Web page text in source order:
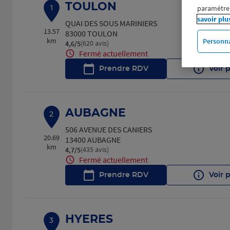
1
13.57
km
TOULON
QUAI DES SOUS MARINIERS
83000 TOULON
4,6/5Note de 4.6 sur 5
(620 avis)
Fermé actuellement
Prendre RDV Voir
2
20.69
km
AUBAGNE
506 AVENUE DES CANIERS
13400 AUBAGNE
4,7/5Note de 4.7 sur 5
(435 avis)
Fermé actuellement
Prendre RDV Voir
3 HYERES
savoir